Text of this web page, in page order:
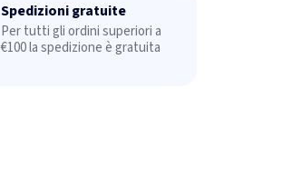
Spedizioni gratuite
Per tutti gli ordini superiori a
€100 la spedizione è gratuita